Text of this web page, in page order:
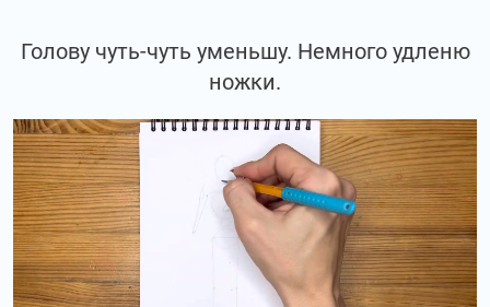
Голову чуть-чуть уменьшу. Немного удленю
ножки.